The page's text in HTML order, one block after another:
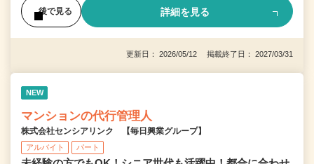
後で見る 詳細を見る
更新日： 2026/05/12 掲載終了日： 2027/03/31
NEW
マンションの代行管理人
株式会社センシアリンク 【毎日興業グループ】
アルバイト パート